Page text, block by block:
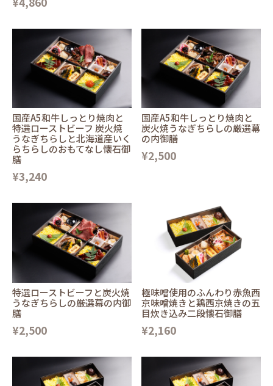
国産A5和牛しっとり焼肉と
特選ローストビーフ 炭火焼
うなぎちらしと北海道産いく
らちらしのおもてなし懐石御
膳
¥3,240
国産A5和牛しっとり焼肉と
炭火焼うなぎちらしの厳選幕
の内御膳
¥2,500
特選ローストビーフと炭火焼
うなぎちらしの厳選幕の内御
膳
¥2,500
極味噌使用のふんわり赤魚西
京味噌焼きと鶏西京焼きの五
目炊き込み二段懐石御膳
¥2,160